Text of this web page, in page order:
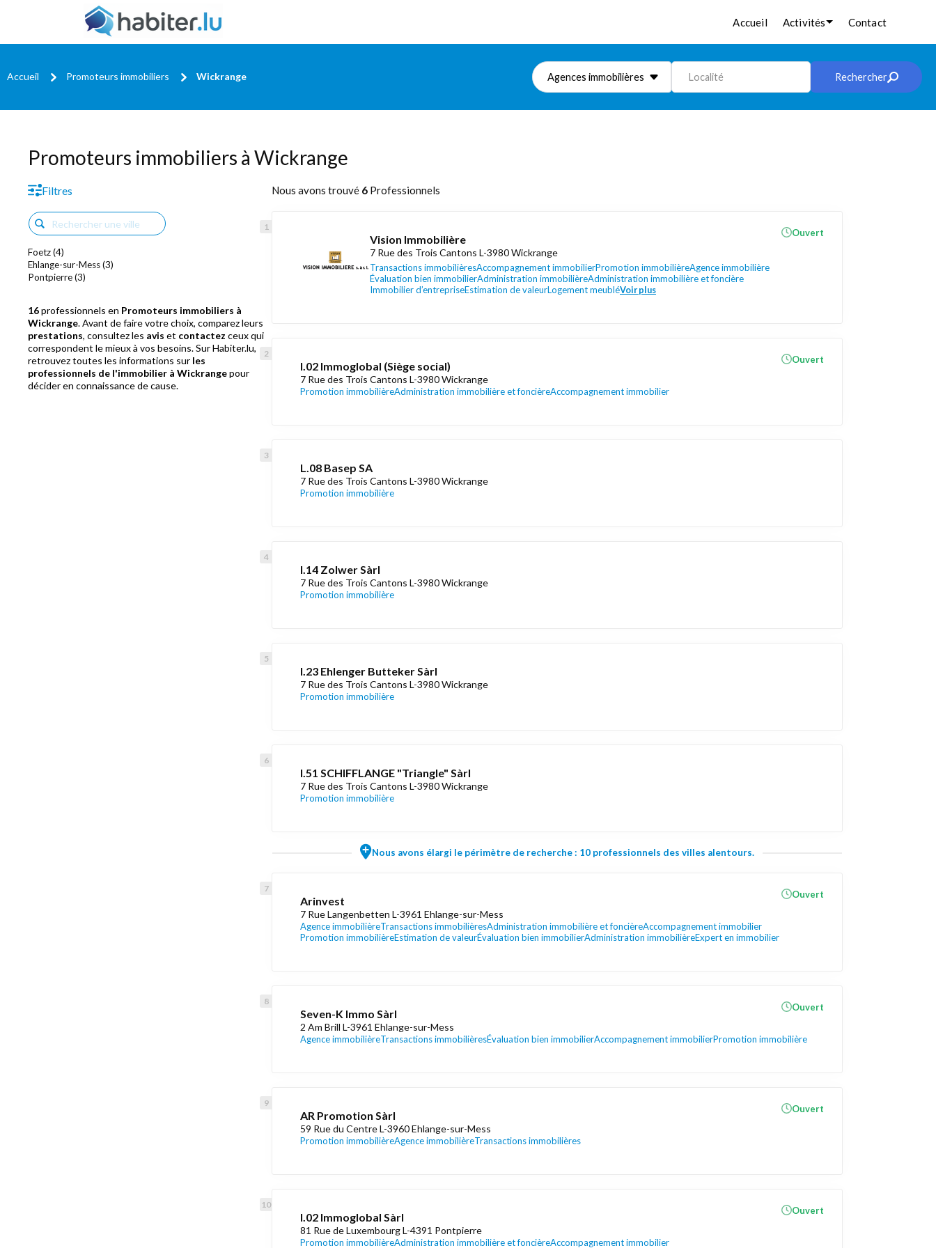
Accueil Activités Contact
Accueil Promoteurs immobiliers Wickrange Agences immobilières Localité Rechercher
Promoteurs immobiliers à Wickrange
Filtres
Foetz (4)
Ehlange-sur-Mess (3)
Pontpierre (3)
16professionnels en Promoteurs immobiliers à
Wickrange. Avant de faire votre choix, comparez leurs
prestations, consultez les avis et contactez ceux qui
correspondent le mieux à vos besoins. Sur Habiter.lu,
retrouvez toutes les informations sur les
professionnels de l'immobilier à Wickrangepour
décider en connaissance de cause.
Nous avons trouvé 6 Professionnels
Vision Immobilière
7 Rue des Trois Cantons L-3980 Wickrange
Transactions immobilièresAccompagnement immobilierPromotion immobilièreAgence immobilière
Évaluation bien immobilierAdministration immobilièreAdministration immobilière et foncière
Immobilier d’entrepriseEstimation de valeurLogement meubléVoir plus
Ouvert
I.02 Immoglobal (Siège social)
7 Rue des Trois Cantons L-3980 Wickrange
Promotion immobilièreAdministration immobilière et foncièreAccompagnement immobilier
Ouvert
L.08 Basep SA
7 Rue des Trois Cantons L-3980 Wickrange
Promotion immobilière
I.14 Zolwer Sàrl
7 Rue des Trois Cantons L-3980 Wickrange
Promotion immobilière
I.23 Ehlenger Butteker Sàrl
7 Rue des Trois Cantons L-3980 Wickrange
Promotion immobilière
I.51 SCHIFFLANGE "Triangle" Sàrl
7 Rue des Trois Cantons L-3980 Wickrange
Promotion immobilière
Nous avons élargi le périmètre de recherche : 10 professionnels des villes alentours.
Arinvest
7 Rue Langenbetten L-3961 Ehlange-sur-Mess
Agence immobilièreTransactions immobilièresAdministration immobilière et foncièreAccompagnement immobilier
Promotion immobilièreEstimation de valeurÉvaluation bien immobilierAdministration immobilièreExpert en immobilier
Ouvert
Seven-K Immo Sàrl
2 Am Brill L-3961 Ehlange-sur-Mess
Agence immobilièreTransactions immobilièresÉvaluation bien immobilierAccompagnement immobilierPromotion immobilière
Ouvert
AR Promotion Sàrl
59 Rue du Centre L-3960 Ehlange-sur-Mess
Promotion immobilièreAgence immobilièreTransactions immobilières
Ouvert
I.02 Immoglobal Sàrl
81 Rue de Luxembourg L-4391 Pontpierre
Promotion immobilièreAdministration immobilière et foncièreAccompagnement immobilier
Ouvert